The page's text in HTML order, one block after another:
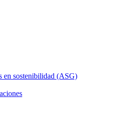
en sostenibilidad (ASG)